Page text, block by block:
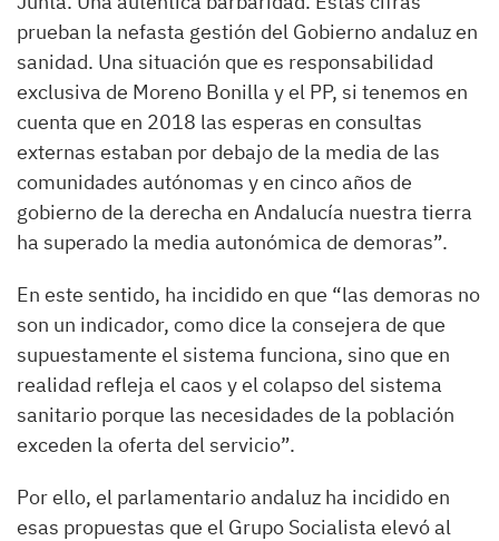
prueban la nefasta gestión del Gobierno andaluz en
sanidad. Una situación que es responsabilidad
exclusiva de Moreno Bonilla y el PP, si tenemos en
cuenta que en 2018 las esperas en consultas
externas estaban por debajo de la media de las
comunidades autónomas y en cinco años de
gobierno de la derecha en Andalucía nuestra tierra
ha superado la media autonómica de demoras”.
En este sentido, ha incidido en que “las demoras no
son un indicador, como dice la consejera de que
supuestamente el sistema funciona, sino que en
realidad refleja el caos y el colapso del sistema
sanitario porque las necesidades de la población
exceden la oferta del servicio”.
Por ello, el parlamentario andaluz ha incidido en
esas propuestas que el Grupo Socialista elevó al